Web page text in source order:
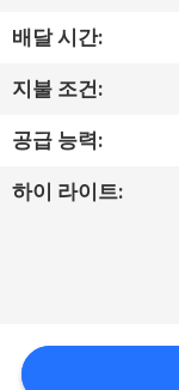
공
장
여
행
관
배달 시간:
지불 조건:
공급 능력:
하이 라이트: